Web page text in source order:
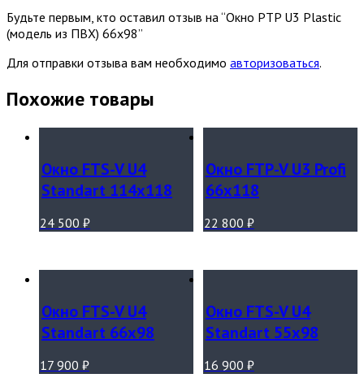
Будьте первым, кто оставил отзыв на “Окно PTP U3 Plastic
(модель из ПВХ) 66х98”
Для отправки отзыва вам необходимо авторизоваться.
Похожие товары
Окно FTS-V U4
Standart 114х118
24 500 ₽
Окно FTP-V U3 Profi
66х118
22 800 ₽
Окно FTS-V U4
Standart 66х98
17 900 ₽
Окно FTS-V U4
Standart 55х98
16 900 ₽